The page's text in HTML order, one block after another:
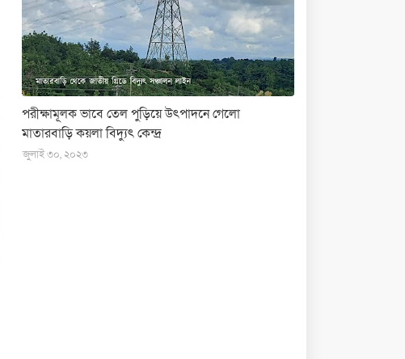
পরীক্ষামূলক ভাবে তেল পুড়িয়ে উৎপাদনে গেলো
মাতারবাড়ি কয়লা বিদ্যুৎ কেন্দ্র
জুলাই ৩০, ২০২৩